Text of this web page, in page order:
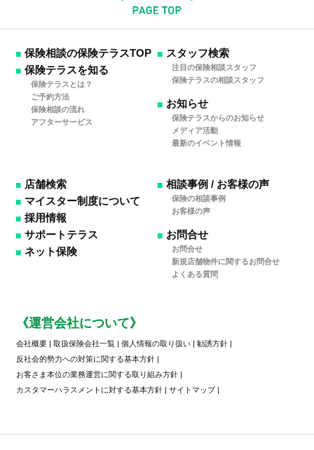
保険相談の保険テラスTOP
保険テラスを知る
保険テラスとは？
ご予約方法
保険相談の流れ
アフターサービス
スタッフ検索
注目の保険相談スタッフ
保険テラスの相談スタッフ
お知らせ
保険テラスからのお知らせ
メディア活動
最新のイベント情報
店舗検索
マイスター制度について
採用情報
サポートテラス
ネット保険
相談事例 / お客様の声
保険の相談事例
お客様の声
お問合せ
お問合せ
新規店舗物件に関するお問合せ
よくある質問
《運営会社について》
会社概要| 取扱保険会社一覧| 個人情報の取り扱い| 勧誘方針|
反社会的勢力への対策に関する基本方針|
お客さま本位の業務運営に関する取り組み方針|
カスタマーハラスメントに対する基本方針| サイトマップ|